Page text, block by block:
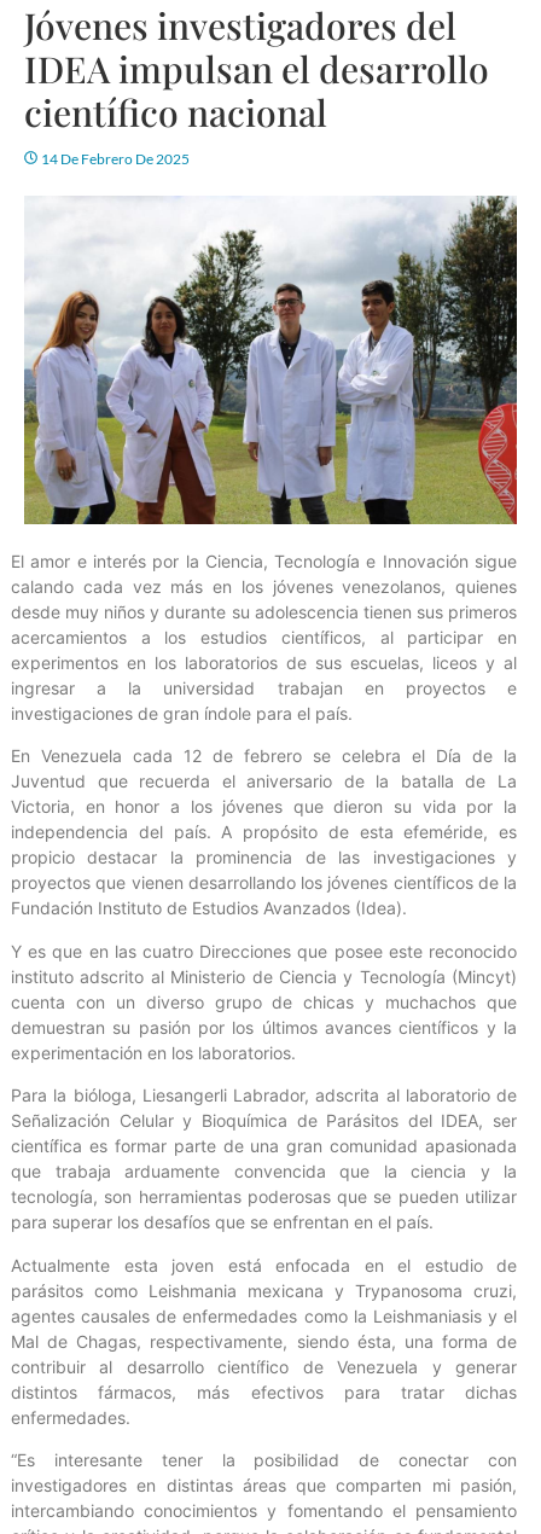
Jóvenes investigadores del
IDEA impulsan el desarrollo
científico nacional
14 De Febrero De 2025
El amor e interés por la Ciencia, Tecnología e Innovación sigue
calando cada vez más en los jóvenes venezolanos, quienes
desde muy niños y durante su adolescencia tienen sus primeros
acercamientos a los estudios científicos, al participar en
experimentos en los laboratorios de sus escuelas, liceos y al
ingresar a la universidad trabajan en proyectos e
investigaciones de gran índole para el país.
En Venezuela cada 12 de febrero se celebra el Día de la
Juventud que recuerda el aniversario de la batalla de La
Victoria, en honor a los jóvenes que dieron su vida por la
independencia del país. A propósito de esta efeméride, es
propicio destacar la prominencia de las investigaciones y
proyectos que vienen desarrollando los jóvenes científicos de la
Fundación Instituto de Estudios Avanzados (Idea).
Y es que en las cuatro Direcciones que posee este reconocido
instituto adscrito al Ministerio de Ciencia y Tecnología (Mincyt)
cuenta con un diverso grupo de chicas y muchachos que
demuestran su pasión por los últimos avances científicos y la
experimentación en los laboratorios.
Para la bióloga, Liesangerli Labrador, adscrita al laboratorio de
Señalización Celular y Bioquímica de Parásitos del IDEA, ser
científica es formar parte de una gran comunidad apasionada
que trabaja arduamente convencida que la ciencia y la
tecnología, son herramientas poderosas que se pueden utilizar
para superar los desafíos que se enfrentan en el país.
Actualmente esta joven está enfocada en el estudio de
parásitos como Leishmania mexicana y Trypanosoma cruzi,
agentes causales de enfermedades como la Leishmaniasis y el
Mal de Chagas, respectivamente, siendo ésta, una forma de
contribuir al desarrollo científico de Venezuela y generar
distintos fármacos, más efectivos para tratar dichas
enfermedades.
“Es interesante tener la posibilidad de conectar con
investigadores en distintas áreas que comparten mi pasión,
intercambiando conocimientos y fomentando el pensamiento